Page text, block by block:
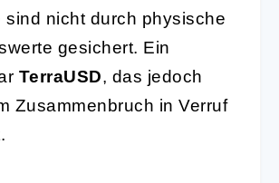
sind nicht durch physische
gesichert. Ein
TerraUSD, das jedoch
Zusammenbruch in Verruf